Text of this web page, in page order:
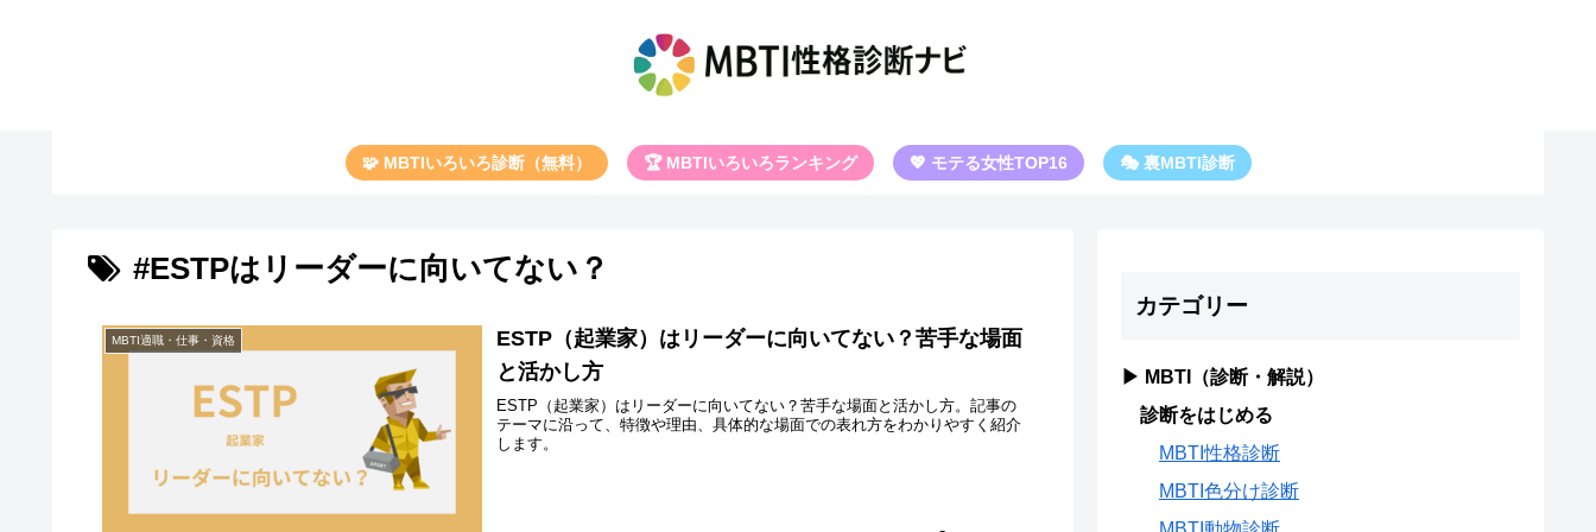
🧩 MBTIいろいろ診断（無料） 🏆 MBTIいろいろランキング 💖 モテる女性TOP16 🎭 裏MBTI診断
#ESTPはリーダーに向いてない？
MBTI適職・仕事・資格
ESTP（起業家）はリーダーに向いてない？苦手な場面
と活かし方
ESTP（起業家）はリーダーに向いてない？苦手な場面と活かし方。記事の
テーマに沿って、特徴や理由、具体的な場面での表れ方をわかりやすく紹介
します。
カテゴリー
▶ MBTI（診断・解説）
診断をはじめる
MBTI性格診断
MBTI色分け診断